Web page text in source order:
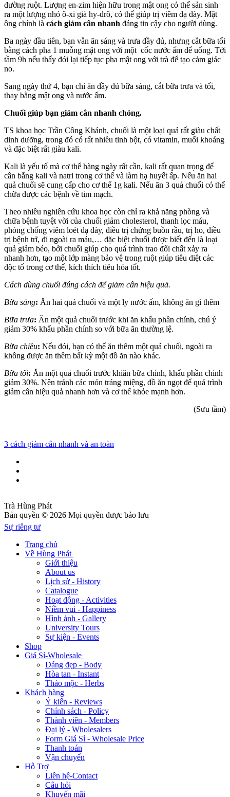
đường ruột. Lượng en-zim hiện hữu trong mật ong có thể sản sinh
ra một lượng nhỏ ô-xi già hy-đrô, có thể giúp trị viêm dạ dày. Mật
ông chính là cách giảm cân nhanh đáng tin cậy cho người dùng.
Ba ngày đầu tiên, bạn vẫn ăn sáng và trưa đầy đủ, nhưng cắt bữa tối
bằng cách pha 1 muỗng mật ong với một cốc nước ấm để uống. Tới
tầm 9h nếu thấy đói lại tiếp tục pha mật ong với trà để tạo cảm giác
no.
Sang ngày thứ 4, bạn chỉ ăn đầy đủ bữa sáng, cắt bữa trưa và tối,
thay bằng mật ong và nước ấm.
Chuối giúp bạn giảm cân nhanh chóng.
TS khoa học Trần Công Khánh, chuối là một loại quả rất giàu chất
dinh dưỡng, trong đó có rất nhiều tinh bột, có vitamin, muối khoáng
và đặc biệt rất giàu kali.
Kali là yếu tố mà cơ thể hàng ngày rất cần, kali rất quan trọng để
cân bằng kali và natri trong cơ thể và làm hạ huyết ấp. Nếu ăn hai
quả chuối sẽ cung cấp cho cơ thể 1g kali. Nếu ăn 3 quả chuối có thể
chữa được các bệnh về tim mạch.
Theo nhiều nghiên cứu khoa học còn chỉ ra khả năng phòng và
chữa bệnh tuyệt vời của chuối giảm cholesterol, thanh lọc máu,
phòng chống viêm loét dạ dày, điều trị chứng buồn rầu, trị ho, điều
trị bệnh trĩ, đi ngoài ra máu,… đặc biệt chuối được biết đến là loại
quả giảm béo, bởi chuối giúp cho quá trình trao đổi chất xảy ra
nhanh hơn, tạo một lớp màng bảo vệ trong ruột giúp tiêu diệt các
độc tố trong cơ thể, kích thích tiêu hóa tốt.
Cách dùng chuối đúng cách để giảm cân hiệu quả.
Bữa sáng: Ăn hai quả chuối và một ly nước ấm, không ăn gì thêm
Bữa trưa: Ăn một quả chuối trước khi ăn khẩu phần chính, chú ý
giảm 30% khẩu phần chính so với bữa ăn thường lệ.
Bữa chiều: Nếu đói, bạn có thể ăn thêm một quả chuối, ngoài ra
không được ăn thêm bất kỳ một đồ ăn nào khác.
Bữa tối: Ăn một quả chuối trước khiăn bữa chính, khẩu phần chính
giảm 30%. Nên tránh các món tráng miệng, đồ ăn ngọt để quá trình
giảm cân hiệu quả nhanh hơn và cơ thể khỏe mạnh hơn.
(Sưu tầm)
3 cách giảm cân nhanh và an toàn
Trà Hùng Phát
Bản quyền © 2026 Mọi quyền được bảo lưu
Sự riêng tư
Trang chủ
Về Hùng Phát
Giới thiệu
About us
Lịch sử - History
Catalogue
Hoạt động - Activities
Niềm vui - Happiness
Hình ảnh - Gallery
University Tours
Sự kiện - Events
Shop
Giá Sỉ-Wholesale
Dáng đẹp - Body
Hòa tan - Instant
Thảo mộc - Herbs
Khách hàng
Ý kiến - Reviews
Chính sách - Policy
Thành viên - Members
Đại lý - Wholesalers
Form Giá Sỉ - Wholesale Price
Thanh toán
Vận chuyển
Hỗ Trợ
Liên hệ-Contact
Câu hỏi
Khuyến mãi